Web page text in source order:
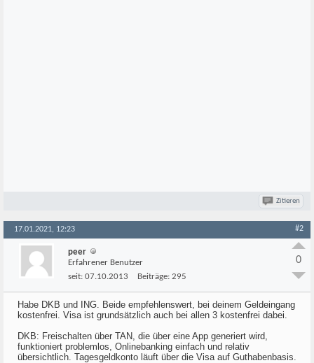
Zitieren
17.01.2021, 12:23 #2
peer
Erfahrener Benutzer
seit: 07.10.2013 Beiträge: 295
0
Habe DKB und ING. Beide empfehlenswert, bei deinem Geldeingang
kostenfrei. Visa ist grundsätzlich auch bei allen 3 kostenfrei dabei.
DKB: Freischalten über TAN, die über eine App generiert wird,
funktioniert problemlos, Onlinebanking einfach und relativ
übersichtlich. Tagesgeldkonto läuft über die Visa auf Guthabenbasis.